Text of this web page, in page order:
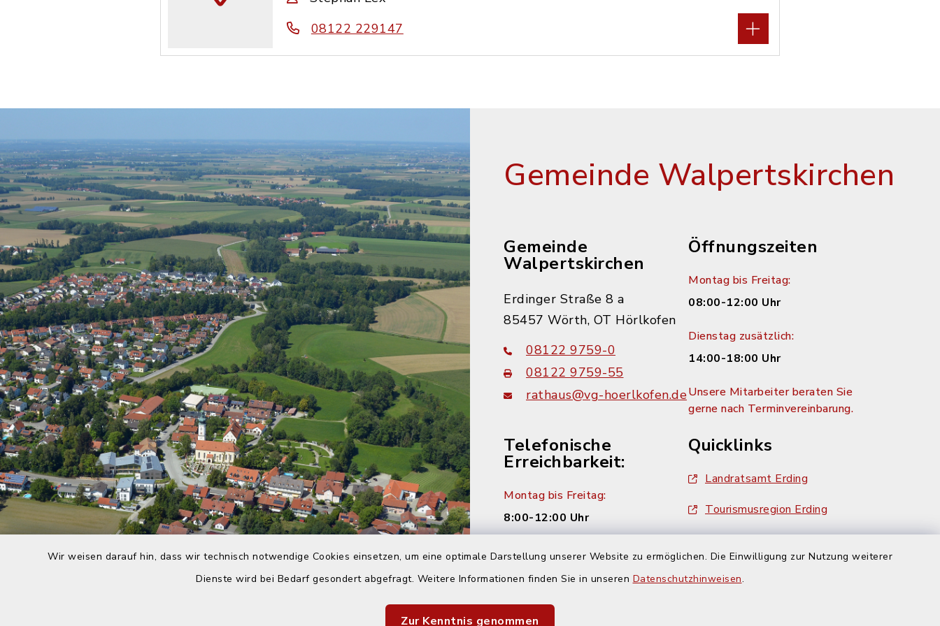
Wir weisen darauf hin, dass wir technisch notwendige Cookies einsetzen, um eine optimale Darstellung unserer Website zu ermöglichen. Die Einwilligung zur Nutzung weiterer
Dienste wird bei Bedarf gesondert abgefragt. Weitere Informationen finden Sie in unseren Datenschutzhinweisen.
Zur Kenntnis genommen
08122 229147
Gemeinde Walpertskirchen
Gemeinde
Walpertskirchen
Erdinger Straße 8 a
85457 Wörth, OT Hörlkofen
08122 9759-0
08122 9759-55
rathaus@vg-hoerlkofen.de
Öffnungszeiten
Montag bis Freitag:
08:00-12:00 Uhr
Dienstag zusätzlich:
14:00-18:00 Uhr
Unsere Mitarbeiter beraten Sie
gerne nach Terminvereinbarung.
Telefonische
Erreichbarkeit:
Montag bis Freitag:
8:00-12:00 Uhr
Montag und Donnerstag:
14:00-16:00 Uhr
Dienstag:
Quicklinks
Landratsamt Erding
Tourismusregion Erding